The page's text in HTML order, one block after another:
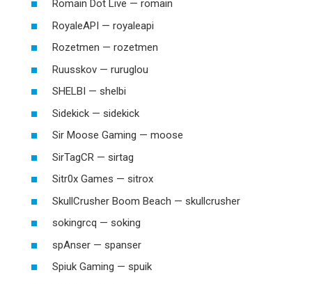
Romain Dot Live — romain
RoyaleAPI — royaleapi
Rozetmen — rozetmen
Ruusskov — ruruglou
SHELBI — shelbi
Sidekick — sidekick
Sir Moose Gaming — moose
SirTagCR — sirtag
Sitr0x Games — sitrox
SkullCrusher Boom Beach — skullcrusher
sokingrcq — soking
spAnser — spanser
Spiuk Gaming — spuik